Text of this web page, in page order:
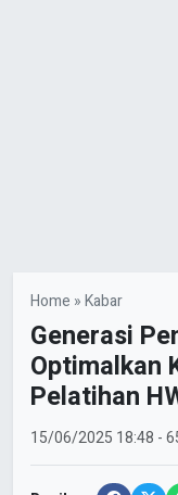
Home »Kabar
Generasi
Optimalkan
Pelatihan
15/06/2025 18:48 -